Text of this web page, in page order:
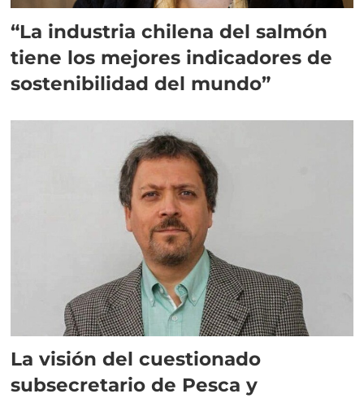
“La industria chilena del salmón
tiene los mejores indicadores de
sostenibilidad del mundo”
La visión del cuestionado
subsecretario de Pesca y